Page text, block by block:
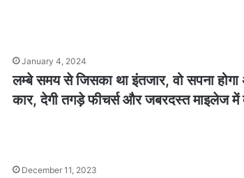
January 4, 2024
लम्बे समय से जिसका था इंतजार, वो सपना
कार, देगी तगड़े फीचर्स और जबरदस्त माइलेज
December 11, 2023